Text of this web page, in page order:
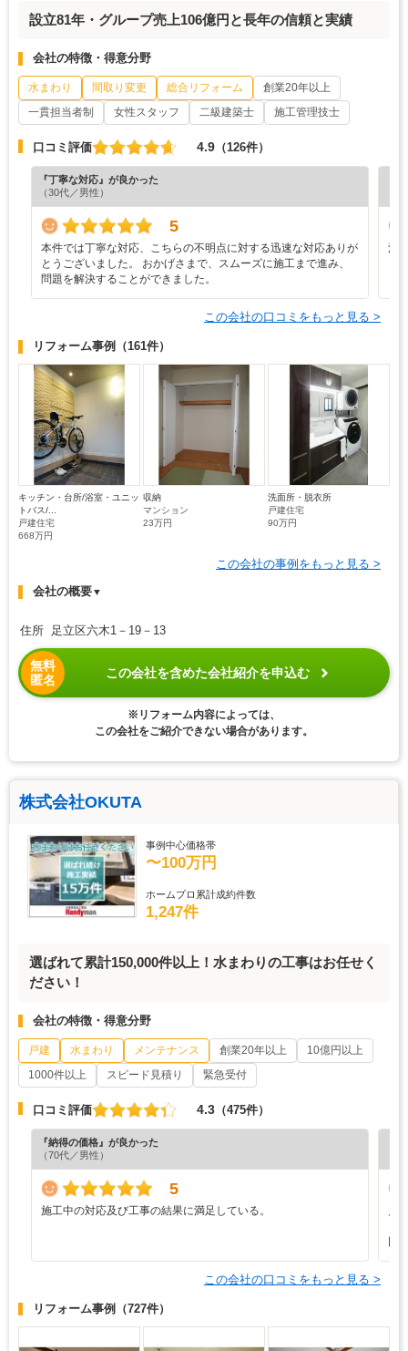
設立81年・グループ売上106億円と長年の信頼と実績
会社の特徴・得意分野
水まわり 間取り変更 総合リフォーム
創業20年以上
一貫担当者制
女性スタッフ 二級建築士 施工管理技士
口コミ評価 4.9 （126件）
『丁寧な対応』が良かった
（30代／男性）
5
本件では丁寧な対応、こちらの不明点に対する迅速な対応ありが
とうございました。 おかげさまで、スムーズに施工まで進み、
問題を解決することができました。
満
この会社の口コミをもっと見る >
リフォーム事例 （161件）
キッチン・台所/浴室・ユニッ
トバス/...
戸建住宅
668万円
収納
マンション
23万円
洗面所・脱衣所
戸建住宅
90万円
この会社の事例をもっと見る >
会社の概要▼
住所 足立区六木1－19－13
無料
匿名
この会社を含めた会社紹介を申込む
※リフォーム内容によっては、
この会社をご紹介できない場合があります。
株式会社OKUTA
事例中心価格帯
〜100万円
ホームプロ累計成約件数
1,247件
選ばれて累計150,000件以上！水まわりの工事はお任せく
ださい！
会社の特徴・得意分野
戸建 水まわり メンテナンス 創業20年以上
10億円以上
1000件以上
スピード見積り 緊急受付
口コミ評価 4.3 （475件）
『納得の価格』が良かった
（70代／男性）
5
施工中の対応及び工事の結果に満足している。
この会社の口コミをもっと見る >
リフォーム事例 （727件）